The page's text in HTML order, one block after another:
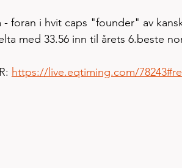
- foran i hvit caps "founder" av
med 33.56 inn til årets 6.beste
https://live.eqtiming.com/